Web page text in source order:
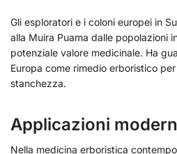
Gli esploratori e i coloni europei in
alla Muira Puama dalle popolazioni
potenziale valore medicinale. Ha
Europa come rimedio erboristico
stanchezza.
Applicazioni
Nella medicina erboristica